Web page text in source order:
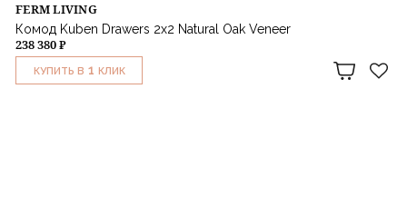
FERM LIVING
Комод Kuben Drawers 2x2 Natural Oak Veneer
238 380 ₽
КУПИТЬ В 1 КЛИК